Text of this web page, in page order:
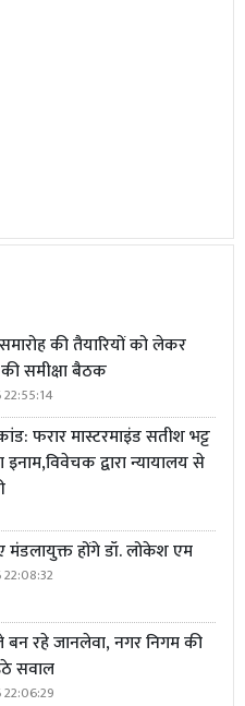
की तैयारियों को लेकर
समीक्षा बैठक
फरार मास्टरमाइंड सतीश भट्ट
इनाम,विवेचक द्वारा न्यायालय से
मंडलायुक्त होंगे डॉ. लोकेश एम
रहे जानलेवा, नगर निगम की
सवाल